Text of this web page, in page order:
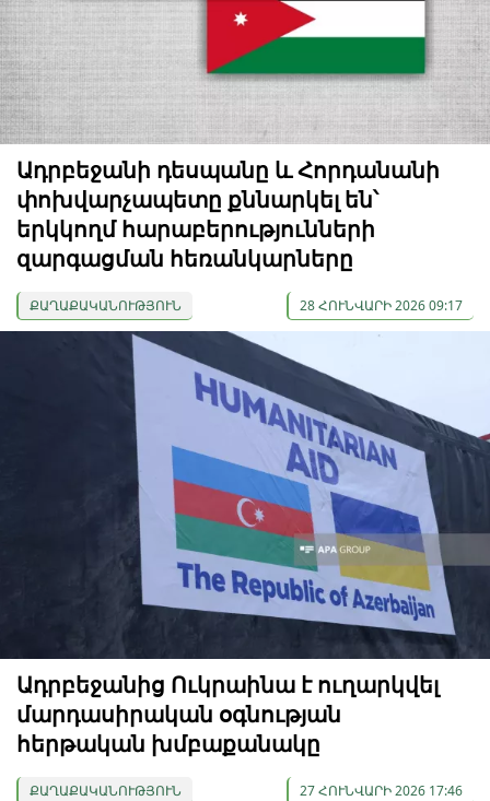
Ադրբեջանի դեսպանը և Հորդանանի
փոխվարչապետը քննարկել են՝
երկկողմ հարաբերությունների
զարգացման հեռանկարները
ՔԱՂԱՔԱԿԱՆՈՒԹՅՈՒՆ 28 ՀՈՒՆՎԱՐԻ 2026 09:17
Ադրբեջանից Ուկրաինա է ուղարկվել
մարդասիրական օգնության
հերթական խմբաքանակը
ՔԱՂԱՔԱԿԱՆՈՒԹՅՈՒՆ 27 ՀՈՒՆՎԱՐԻ 2026 17:46